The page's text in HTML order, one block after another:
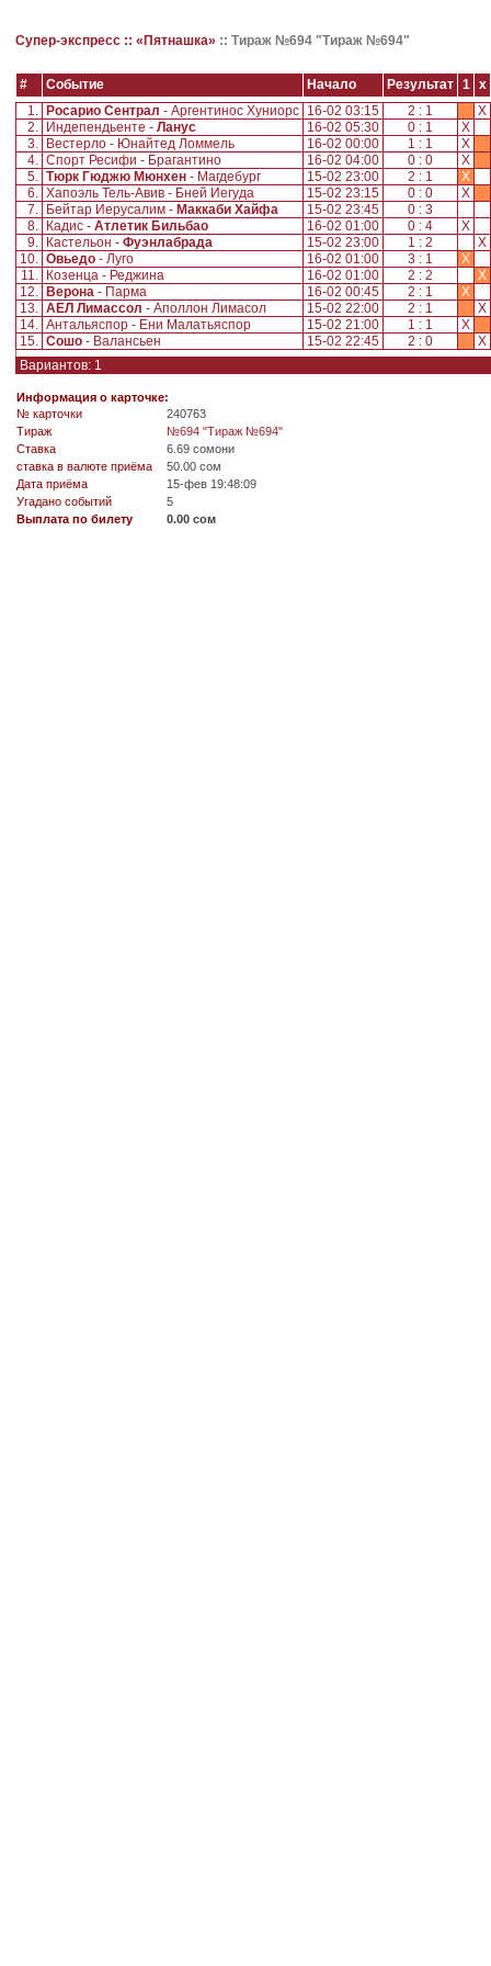
Супер-экспресс :: «Пятнашка» :: Тираж №694 "Тираж №694"
# Событие Начало Результат 1
x
1.
Росарио Сентрал - Аргентинос Хуниорс 16-02 03:15 2 : 1
X
2.
Индепендьенте - Ланус 16-02 05:30 0 : 1
X
3.
Вестерло - Юнайтед Ломмель 16-02 00:00 1 : 1
X
4. Спорт Ресифи - Брагантино 16-02 04:00 0 : 0
X
5. Тюрк Гюджю Мюнхен - Магдебург 15-02 23:00 2 : 1
X
6. Хапоэль Тель-Авив - Бней Иегуда 15-02 23:15 0 : 0
X
7.
Бейтар Иерусалим - Маккаби Хайфа 15-02 23:45
0 : 3
8.
Кадис - Атлетик Бильбао 16-02 01:00 0 : 4
X
9.
Кастельон - Фуэнлабрада 15-02 23:00 1 : 2
X
10. Овьедо - Луго 16-02 01:00 3 : 1
X
11.
Козенца - Реджина 16-02 01:00 2 : 2
X
12.
Верона - Парма 16-02 00:45 2 : 1
X
13. АЕЛ Лимассол - Аполлон Лимасол 15-02 22:00 2 : 1
X
14. Антальяспор - Ени Малатьяспор 15-02 21:00 1 : 1
X
15. Сошо - Валансьен 15-02 22:45 2 : 0
X
Вариантов: 1
Информация о карточке:
№ карточки
240763
Tираж
№694 "Тираж №694"
Ставка
6.69 сомони
ставка в валюте приёма
50.00 сом
Дата приёма
15-фев 19:48:09
Угадано событий
5
Выплата по билету
0.00 сом